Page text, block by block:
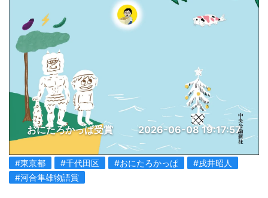
おにたろかっぱ受賞 2026-06-08 19:17:57
#東京都 #千代田区 #おにたろかっぱ
#戌井昭人
#河合隼雄物語賞